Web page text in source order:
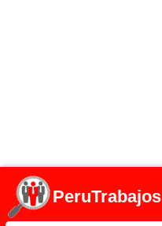
PeruTrabajos